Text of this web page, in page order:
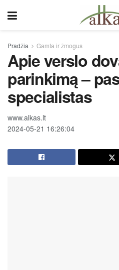
Pradžia Gamta ir žmogus
Apie verslo
parinkimą –
specialistas
www.alkas.lt
2024-05-21 16:26:04